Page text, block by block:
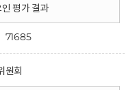
평가 결과
71685
원회